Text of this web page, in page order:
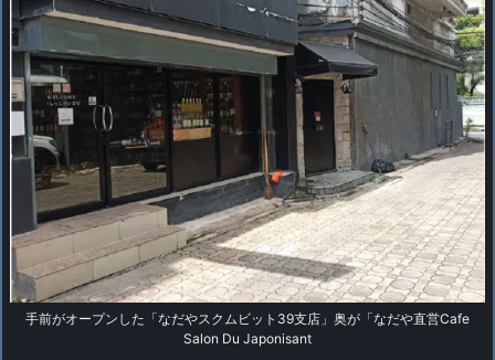
手前がオープンした「なだやスクムビット39支店」奥が「なだや直営Cafe
Salon Du Japonisant